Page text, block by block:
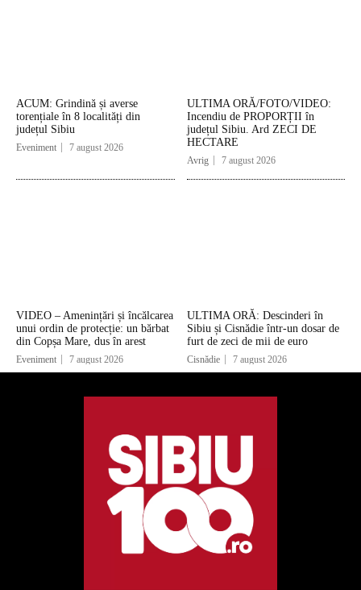
ACUM: Grindină și averse
torențiale în 8 localități din
județul Sibiu
Eveniment 7 august 2026
ULTIMA ORĂ/FOTO/VIDEO:
Incendiu de PROPORȚII în
județul Sibiu. Ard ZECI DE
HECTARE
Avrig 7 august 2026
VIDEO – Amenințări și încălcarea
unui ordin de protecție: un bărbat
din Copșa Mare, dus în arest
Eveniment 7 august 2026
ULTIMA ORĂ: Descinderi în
Sibiu și Cisnădie într-un dosar de
furt de zeci de mii de euro
Cisnădie 7 august 2026